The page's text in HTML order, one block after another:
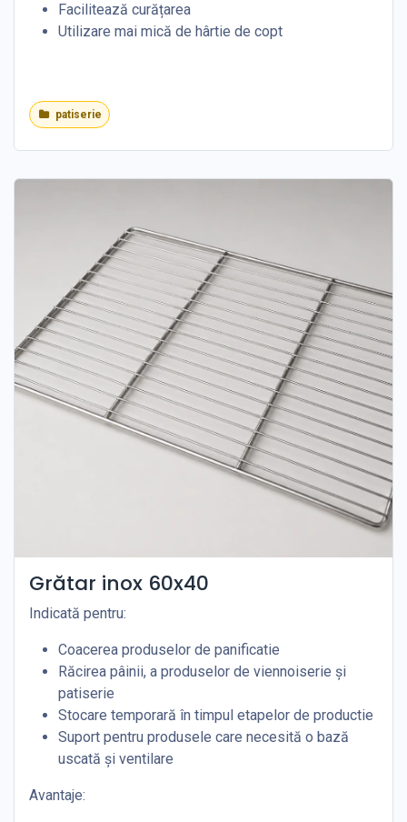
Facilitează curățarea
Utilizare mai mică de hârtie de copt
patiserie
Grătar inox 60x40
Indicată pentru:
Coacerea produselor de panificatie
Răcirea pâinii, a produselor de viennoiserie și
patiserie
Stocare temporară în timpul etapelor de productie
Suport pentru produsele care necesită o bază
uscată și ventilare
Avantaje: